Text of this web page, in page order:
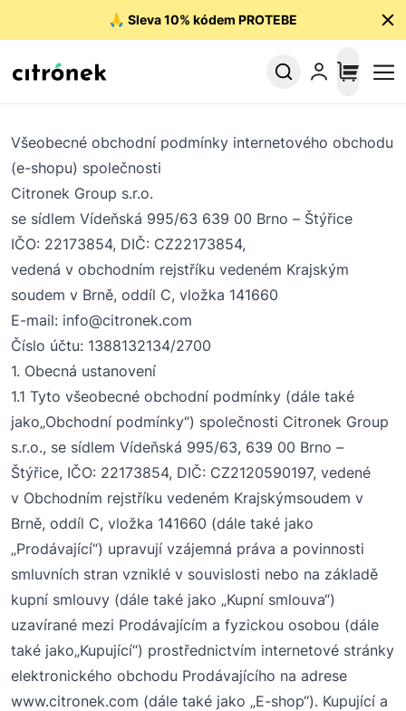
🙏 Sleva 10% kódem PROTEBE
Všeobecné obchodní podmínky internetového obchodu
(e-shopu) společnosti
Citronek Group s.r.o.
se sídlem Vídeňská 995/63 639 00 Brno – Štýřice
IČO: 22173854, DIČ: CZ22173854,
vedená v obchodním rejstříku vedeném Krajským
soudem v Brně, oddíl C, vložka 141660
E-mail: info@citronek.com
Číslo účtu: 1388132134/2700
1. Obecná ustanovení
1.1 Tyto všeobecné obchodní podmínky (dále také
jako„Obchodní podmínky“) společnosti Citronek Group
s.r.o., se sídlem Vídeňská 995/63, 639 00 Brno –
Štýřice, IČO: 22173854, DIČ: CZ2120590197, vedené
v Obchodním rejstříku vedeném Krajskýmsoudem v
Brně, oddíl C, vložka 141660 (dále také jako
„Prodávající“) upravují vzájemná práva a povinnosti
smluvních stran vzniklé v souvislosti nebo na základě
kupní smlouvy (dále také jako „Kupní smlouva“)
uzavírané mezi Prodávajícím a fyzickou osobou (dále
také jako„Kupující“) prostřednictvím internetové stránky
elektronického obchodu Prodávajícího na adrese
www.citronek.com (dále také jako „E-shop“). Kupující a